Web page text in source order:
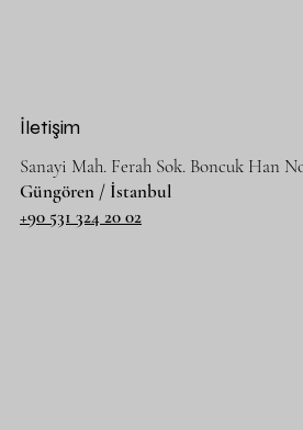
İletişim
Sanayi Mah. Ferah Sok. Boncuk Han
Güngören / İstanbul
+90 531 324 20 02